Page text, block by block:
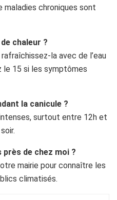
chroniques sont
chaleur ?
la avec de l’eau
le 15 si les symptômes
la canicule ?
surtout entre 12h et
de chez moi ?
mairie pour connaître les
climatisés.